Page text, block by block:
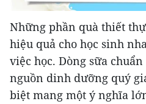
Những phần quà thiết
hiệu quả cho học sinh
việc học. Dòng sữa
nguồn dinh dưỡng quý
biệt mang một ý nghĩa